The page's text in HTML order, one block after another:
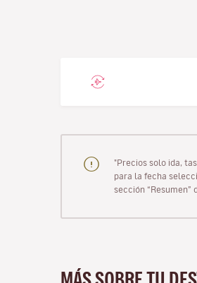
"Precios solo ida,
para la fecha
sección “Resumen”
MÁS SOBRE TU